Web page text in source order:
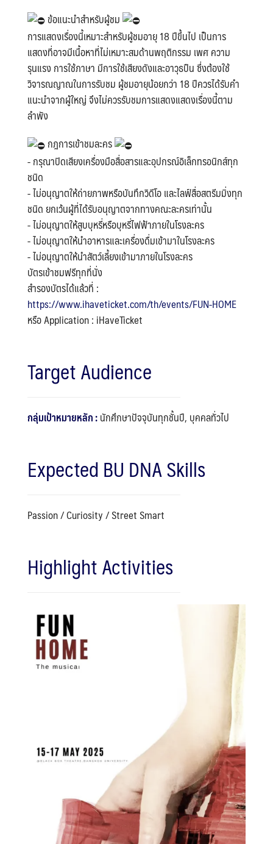
ข้อแนะนำสำหรับผู้ชม
การแสดงเรื่องนี้เหมาะสำหรับผู้ชมอายุ 18 ปีขึ้นไป เป็นการ
แสดงที่อาจมีเนื้อหาที่ไม่เหมาะสมด้านพฤติกรรม เพศ ความ
รุนแรง การใช้ภาษา มีการใช้เสียงดังและอาวุธปืน ซึ่งต้องใช้
วิจารณญาณในการรับชม ผู้ชมอายุน้อยกว่า 18 ปีควรได้รับคำ
แนะนำจากผู้ใหญ่ จึงไม่ควรรับชมการแสดงแสดงเรื่องนี้ตาม
ลำพัง
กฎการเข้าชมละคร
- กรุณาปิดเสียงเครื่องมือสื่อสารและอุปกรณ์อิเล็กทรอนิกส์ทุก
ชนิด
- ไม่อนุญาตให้ถ่ายภาพหรือบันทึกวิดีโอ และไลฟ์สื่อสตรีมมิ่งทุก
ชนิด ยกเว้นผู้ที่ได้รับอนุญาตจากทางคณะละครเท่านั้น
- ไม่อนุญาตให้สูบบุหรี่หรือบุหรี่ไฟฟ้าภายในโรงละคร
- ไม่อนุญาตให้นำอาหารและเครื่องดื่มเข้ามาในโรงละคร
- ไม่อนุญาตให้นำสัตว์เลี้ยงเข้ามาภายในโรงละคร
บัตรเข้าชมฟรีทุกที่นั่ง
สำรองบัตรได้แล้วที่ :
https://www.ihaveticket.com/th/events/FUN-HOME
หรือ Application : iHaveTicket
Target Audience
กลุ่มเป้าหมายหลัก :นักศึกษาปัจจุบันทุกชั้นปี, บุคคลทั่วไป
Expected BU DNA Skills
Passion / Curiosity / Street Smart
Highlight Activities